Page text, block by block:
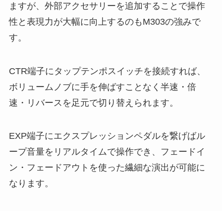
ますが、外部アクセサリーを追加することで操作
性と表現力が大幅に向上するのもM303の強みで
す。
CTR端子にタップテンポスイッチを接続すれば、
ボリュームノブに手を伸ばすことなく半速・倍
速・リバースを足元で切り替えられます。
EXP端子にエクスプレッションペダルを繋げばル
ープ音量をリアルタイムで操作でき、フェードイ
ン・フェードアウトを使った繊細な演出が可能に
なります。